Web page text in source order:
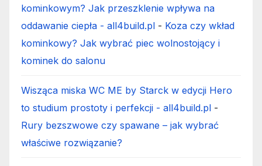
kominkowym? Jak przeszklenie wpływa na
oddawanie ciepła - all4build.pl - Koza czy wkład
kominkowy? Jak wybrać piec wolnostojący i
kominek do salonu
Wisząca miska WC ME by Starck w edycji Hero
to studium prostoty i perfekcji - all4build.pl -
Rury bezszwowe czy spawane – jak wybrać
właściwe rozwiązanie?